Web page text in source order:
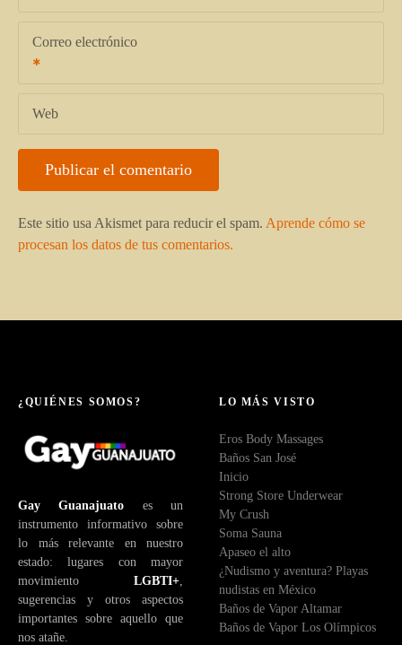
Correo electrónico
Web
Este sitio usa Akismet para reducir el spam. Aprende cómo se
procesan los datos de tus comentarios.
¿QUIÉNES SOMOS?
Gay Guanajuato es un
instrumento informativo sobre
lo más relevante en nuestro
estado: lugares con mayor
movimiento LGBTI+
sugerencias y otros aspectos
importantes sobre aquello que
nos atañe.
LO MÁS VISTO
Eros Body Massages
Baños San José
Inicio
Strong Store Underwear
My Crush
Soma Sauna
Apaseo el alto
¿Nudismo y aventura? Playas
nudistas en México
Baños de Vapor Altamar
Baños de Vapor Los Olímpicos